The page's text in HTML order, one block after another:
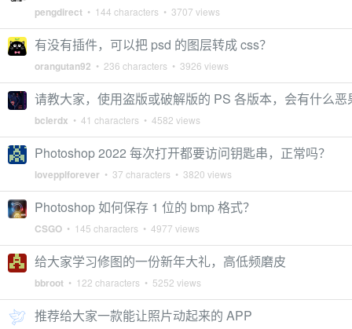
pengdirect • 144 characters • 3707 views
有没有插件，可以把 psd 的图层转成 css？
orangutan92 • 236 characters • 3926 views
请教大家，使用盗版或破解版的 PS 各版本，会有什么恶
bclerdx • 41 characters • 4582 views
Photoshop 2022 每次打开都要访问钥匙串，正常吗？
lovepplforever • 37 characters • 3820 views
Photoshop 如何保存 1 位的 bmp 格式？
CSGO • 145 characters • 4977 views
给大家学习修图的一份新年大礼，高低频磨皮
bbroot • 122 characters • 5252 views
推荐给大家一款能让照片动起来的 APP